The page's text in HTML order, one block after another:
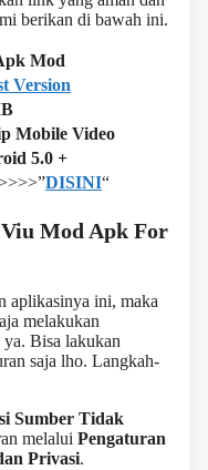
berikan di bawah ini.
Mod
Version
Mobile Video
5.0 +
DISINI“
Mod Apk For
aplikasinya ini, maka
melakukan
ya. Bisa lakukan
saja lho. Langkah-
Sumber Tidak
melalui Pengaturan
Privasi.